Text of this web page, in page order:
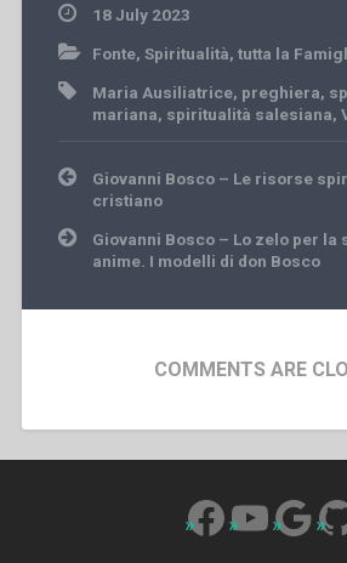
18 July 2023
Fonte, Spiritualità, tutta la
Maria Ausiliatrice, preghiera,
mariana, spiritualità salesiana,
Post
navigation
Giovanni Bosco – Le risorse
cristiano
Giovanni Bosco – Lo zelo per la
anime. I modelli di don Bosco
COMMENTS ARE